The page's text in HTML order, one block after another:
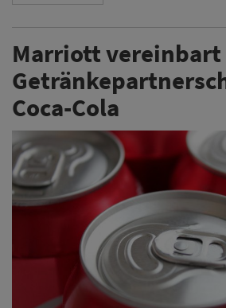
Marriott vereinbart
Coca-Cola